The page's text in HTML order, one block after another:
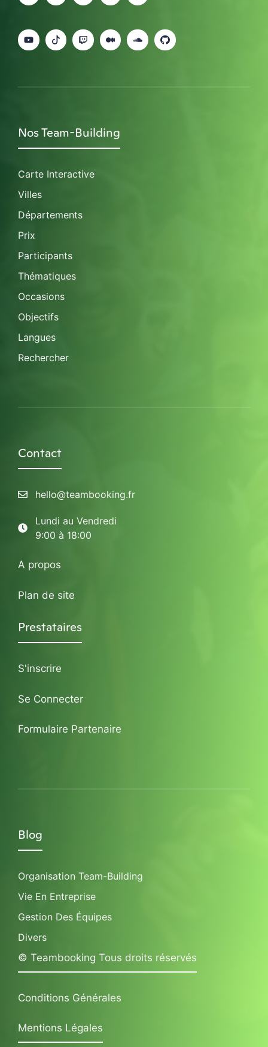
Nos Team-Building
Carte Interactive
Villes
Départements
Prix
Participants
Thématiques
Occasions
Objectifs
Langues
Rechercher
Contact
hello@teambooking.fr
Lundi au Vendredi
9:00 à 18:00
A propos
Plan de site
Prestataires
S'inscrire
Se Connecter
Formulaire Partenaire
Blog
Organisation Team-Building
Vie En Entreprise
Gestion Des Équipes
Divers
© Teambooking Tous droits réservés
Conditions Générales
Mentions Légales